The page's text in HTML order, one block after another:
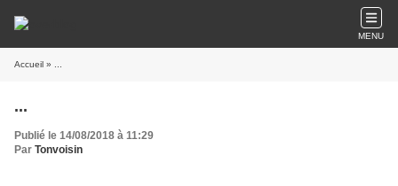
MENU
Accueil » ...
...
Publié le 14/08/2018 à 11:29
Par Tonvoisin